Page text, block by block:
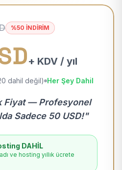
%50 İNDİRİM
+ KDV / yıl
dahil değil) Her Şey Dahil
Fiyat — Profesyonel
Sadece 50 USD!"
DAHİL
ve hosting yıllık ücrete